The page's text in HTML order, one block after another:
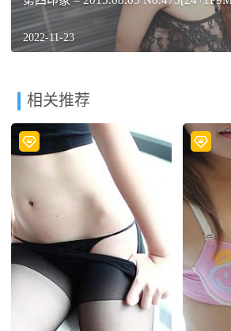
2022-11-23
相关推荐